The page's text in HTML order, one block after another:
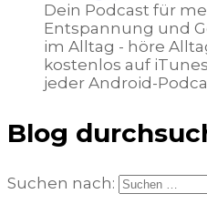
Dein Podcast für
Entspannung und
im Alltag - höre
kostenlos auf
jeder Android-
Blog
Suchen nach: